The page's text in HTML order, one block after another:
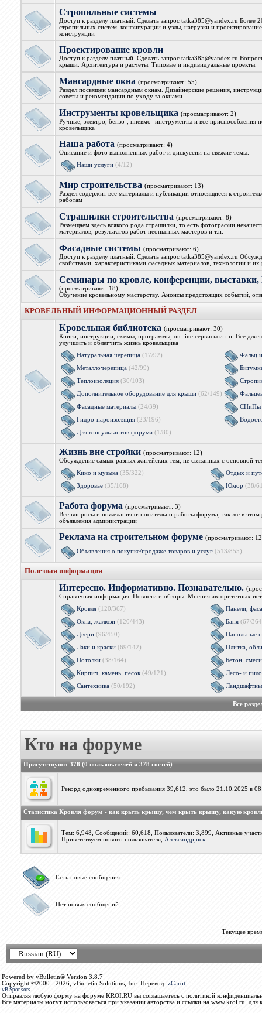
Стропильные системы
Доступ к разделу платный. Сделать запрос tatka385@yandex.ru Более
стропильных систем, конфигурации и узлы, нагрузки и
конструкции
Проектирование кровли
Доступ к разделу платный. Сделать запрос tatka385@yandex.ru
крыши. Архитектура и расчеты. Типовые и индивидуальные проекты.
Мансардные окна (просматривают: 55)
Раздел посвящен мансардным окнам. Дизайнерские решения,
советы и рекомендации по уходу за окнами.
Инструменты кровельщика (просматривают: 2)
Ручные, электро, бензо-, пневмо- инструменты и все приспособления
кровельщика
Наша работа (просматривают: 4)
Описание и фото выполненных работ и дискуссии на свежие темы.
Наши услуги(4/12)
Мир строительства (просматривают: 13)
Раздел содержит все материалы и публикации относящиеся к
работам
Страшилки строительства (просматривают: 8)
Размещаем здесь всякого рода страшилки, то есть фотографии
материалов, результатов работ неопытных мастеров и т.п.
Фасадные системы (просматривают: 6)
Доступ к разделу платный. Сделать запрос tatka385@yandex.ru
свойствами, характеристиками фасадных материалов, технологии и их
Семинары по кровле, конференции,
(просматривают: 18)
Обучение кровельному мастерству. Анонсы предстоящих событий,
КРОВЕЛЬНЫЙ ИНФОРМАЦИОННЫЙ РАЗДЕЛ
Кровельная библиотека (просматривают: 30)
Книги, инструкции, схемы, программы, on-line сервисы и т.п. Все для
улучшить и облегчить жизнь кровельщика
Натуральная черепица(17/92)
Фальц
Металлочерепица(42/99)
Теплоизоляция(30/103)
Дополнительное оборудование для крыши(62/149)
Фасадные материалы(24/39)
СНиПы
Гидро-пароизоляция(23/196)
Для консультантов форума(1/80)
Жизнь вне стройки (просматривают: 12)
Обсуждение самых разных житейских тем, не связанных с основной
Кино и музыка(35/322)
Отдых и
Здоровье(35/168) Юмор (38/
Работа форума (просматривают: 3)
Все вопросы и пожелания относительно работы форума, так же в этом
объявления администрации
Реклама на строительном форуме (просматривают:
Объявления о покупке/продаже товаров и услуг(513/855)
Полезная информация
Интересно. Информативно. Познавательно.
Справочная информация. Новости и обзоры. Мнения авторитетных
Кровля(120/367)
Панели,
Окна, жалюзи(120/443) Баня(67/
Двери(96/450)
Напольные
Лаки и краски(69/142)
Плитка,
Потолки(38/164) Бетон, смеси
Кирпич, камень, песок(49/121)
Лесо- и
Сантехника(50/192)
Все
Кто на форуме
Присутствуют: 378 (0 пользователей и 378 гостей)
Рекорд одновременного пребывания 39,612, это было 21.10.2025 в
Статистика Кровля форум - как крыть крышу, чем крыть крышу, какую
Тем: 6,948, Сообщений: 60,618, Пользователи: 3,899, Активные
Приветствуем нового пользователя, Александр,нск
Есть новые сообщения
Нет новых сообщений
Текущее
Powered by vBulletin® Version 3.8.7
Copyright ©2000 - 2026, vBulletin Solutions, Inc. Перевод: zCarot
vB.Sponsors
Отправляя любую форму на форуме KROI.RU вы соглашаетесь с политикой
Все материалы могут использоваться при указании авторства и ссылки на www.kroi.ru, для